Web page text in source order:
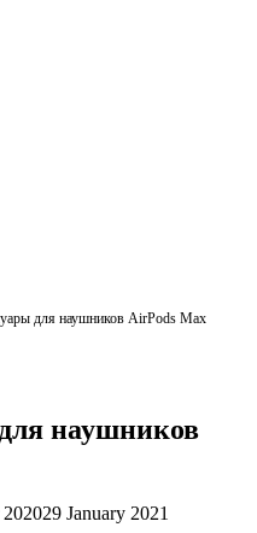
для наушников AirPods Max
наушников
202029 January 2021